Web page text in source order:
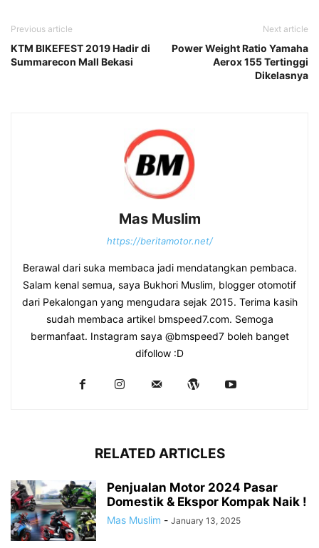
Previous article
KTM BIKEFEST 2019 Hadir di
Summarecon Mall Bekasi
Next article
Power Weight Ratio Yamaha
Aerox 155 Tertinggi
Dikelasnya
Mas Muslim
https://beritamotor.net/
Berawal dari suka membaca jadi mendatangkan pembaca.
Salam kenal semua, saya Bukhori Muslim, blogger otomotif
dari Pekalongan yang mengudara sejak 2015. Terima kasih
sudah membaca artikel bmspeed7.com. Semoga
bermanfaat. Instagram saya @bmspeed7 boleh banget
difollow :D
RELATED ARTICLES
Penjualan Motor 2024 Pasar
Domestik & Ekspor Kompak Naik !
Mas Muslim - January 13, 2025